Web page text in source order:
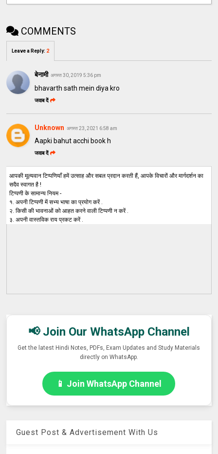
COMMENTS
Leave a Reply: 2
बेनामी अगस्त 30, 2019 5:36 pm
bhavarth sath mein diya kro
जवाब दें
Unknown अगस्त 23, 2021 6:58 am
Aapki bahut acchi book h
जवाब दें
आपकी मूल्यवान टिप्पणियाँ हमें उत्साह और सबल प्रदान करती हैं, आपके विचारों और मार्गदर्शन का
सदैव स्वागत है !
टिप्पणी के सामान्य नियम -
१. अपनी टिप्पणी में सभ्य भाषा का प्रयोग करें .
२. किसी की भावनाओं को आहत करने वाली टिप्पणी न करें .
३. अपनी वास्तविक राय प्रकट करें .
📢 Join Our WhatsApp Channel
Get the latest Hindi Notes, PDFs, Exam Updates and Study Materials
directly on WhatsApp.
📱 Join WhatsApp Channel
Guest Post & Advertisement With Us